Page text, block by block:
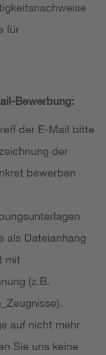
für
Bewerbung:
der E-Mail bitte
der
bewerben
als Dateianhang
mit
(z.B.
auf nicht mehr
Sie uns keine